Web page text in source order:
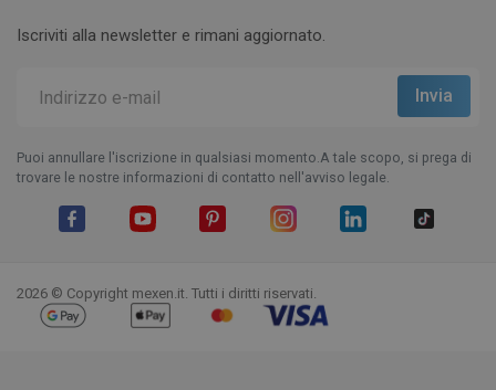
Iscriviti alla newsletter e rimani aggiornato.
Puoi annullare l'iscrizione in qualsiasi momento.A tale scopo, si prega di
trovare le nostre informazioni di contatto nell'avviso legale.
2026 © Copyright mexen.it. Tutti i diritti riservati.